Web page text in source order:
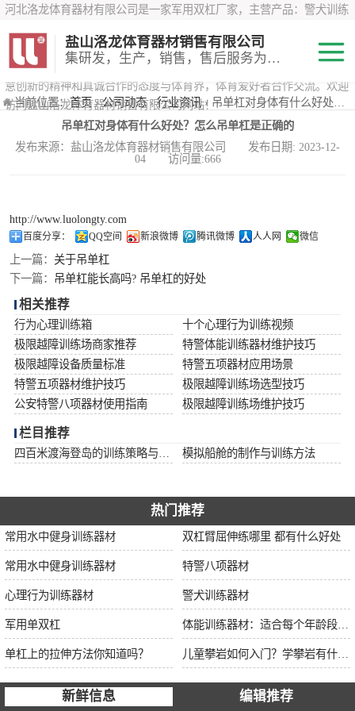
河北洛龙体育器材有限公司是一家军用双杠厂家，主营产品：警犬训练
*训练器材、400米障碍器材、军用单杠、军用双杠、军犬训练器材等训
练器材，咨询攀岩墙价格？在线咨询客服，公司以顾客至上的原则，锐
意创新的精神和真诚合作的态度与体育界，体育爱好者合作交流。欢迎
访问盐山洛龙体育器材销售有限公司网站！
盐山洛龙体育器材销售有限公司
集研发，生产，销售，售后服务为一体
当前位置：首页›公司动态›行业资讯› 吊单杠对身体有什么好处？怎么吊单杠是正确的
吊单杠对身体有什么好处？怎么吊单杠是正确的
发布来源：盐山洛龙体育器材销售有限公司 发布日期: 2023-12-
04 访问量:666
http://www.luolongty.com
百度分享： QQ空间 新浪微博 腾讯微博 人人网 微信
上一篇： 关于吊单杠
下一篇： 吊单杠能长高吗? 吊单杠的好处
相关推荐
行为心理训练箱
十个心理行为训练视频
极限越障训练场商家推荐
特警体能训练器材维护技巧
极限越障设备质量标准
特警五项器材应用场景
特警五项器材维护技巧
极限越障训练场选型技巧
公安特警八项器材使用指南
极限越障训练场维护技巧
栏目推荐
模拟船舱的制作与训练方法
热门推荐
常用水中健身训练器材 双杠臂屈伸练哪里 都有什么好处
常用水中健身训练器材 特警八项器材
心理行为训练器材 警犬训练器材
军用单双杠
单杠上的拉伸方法你知道吗？
新鲜信息 编辑推荐
200米障碍器材
心理行为训练器
警犬训练器材
军用单双杠
400米障碍器材